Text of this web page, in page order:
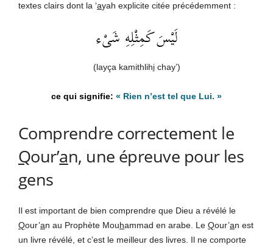
textes clairs dont la ‘ayah explicite citée précédemment :
لَيْسَ كَمِثْلِهِ شَىْء
(layça kamithlihichay’)
« Rien n’est tel que Lui. »
Comprendre correctement le
Qour’an, une épreuve pour les
gens
Il est important de bien comprendre que Dieu a révélé le
Qour’an au Prophète Mouhammad en arabe. Le Qour’an est
un livre révélé, et c’est le meilleur des livres. Il ne comporte